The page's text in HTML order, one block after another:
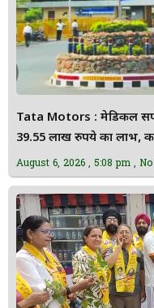
Tata Motors : मेडिकल
39.55 लाख रुपये का लाभ,
August 6, 2026 5:08 pm